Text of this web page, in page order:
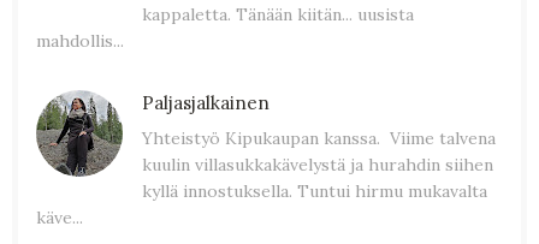
kappaletta. Tänään kiitän... uusista
mahdollis...
Paljasjalkainen
Yhteistyö Kipukaupan kanssa. Viime talvena
kuulin villasukkakävelystä ja hurahdin siihen
kyllä innostuksella. Tuntui hirmu mukavalta
käve...